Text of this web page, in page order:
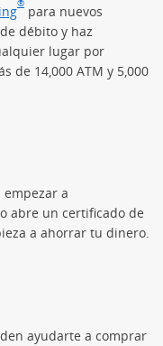
® (Se abre en
para nuevos
débito y haz
lugar por
de 14,000 ATM y 5,000
a
o abre un certificado de
a ahorrar tu dinero.
ayudarte a comprar